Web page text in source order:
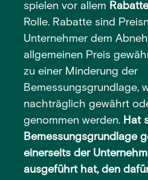
spielen vor allem
Rolle. Rabatte sind
Unternehmer dem
allgemeinen Preis
zu einer Minderung der
Bemessungsgrundlage,
nachträglich gewährt
genommen werden. Hat
Bemessungsgrundlage
einerseits der
ausgeführt hat, den